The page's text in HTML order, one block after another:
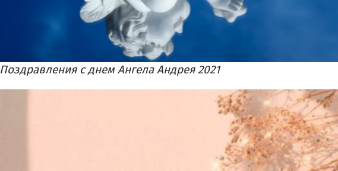
​Поздравления с днем Ангела Андрея 2021